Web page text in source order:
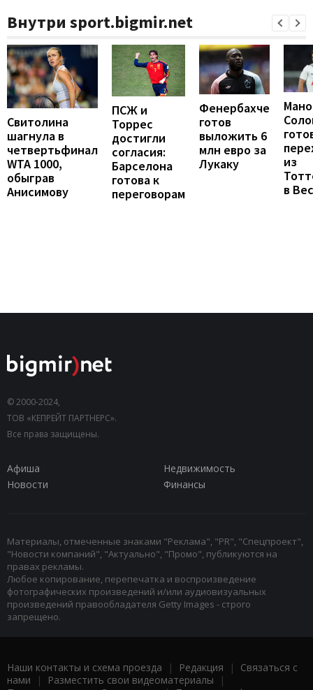
Внутри sport.bigmir.net
Свитолина
шагнула в
четвертьфинал
WTA 1000,
обыграв
Анисимову
ПСЖ и
Торрес
достигли
согласия:
Барселона
готова к
переговорам
Фенербахче
готов
выложить 6
млн евро за
Лукаку
из
в
© 2000-2024,
ТОВ «КЕПРЕЙТ ПАРТНЕРС».
Все права защищены.
Афиша
Недвижимость
Новости
Финансы
Материалы, отмеченные знаками "Реклама", "PR", "Спецпроект",
"Новости компаний", "Актуально", "Промо", публикуются на
правах рекламы.
Любое копирование, перепечатка и воспроизведение
фотографических произведений и/или аудиовизуальных
произведений правообладателя Getty Images - строго
запрещено.
Наши контакты и схема проезда | Редакция | Связаться с
нами | Разместить свои видеоматериалы |